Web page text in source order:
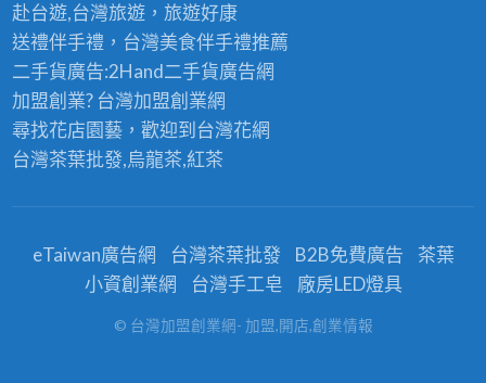
赴台遊,台灣旅遊，旅遊好康
送禮伴手禮，台灣美食伴手禮推薦
二手貨廣告:2Hand二手貨廣告網
加盟創業? 台灣加盟創業網
尋找花店園藝，歡迎到 台灣花網
台灣茶葉批發,烏龍茶,紅茶
eTaiwan廣告網 台灣茶葉批發 B2B免費廣告
茶葉
小資創業網
台灣手工皂 廠房LED燈具
© 台灣加盟創業網- 加盟,開店,創業情報